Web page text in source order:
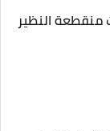
النظير